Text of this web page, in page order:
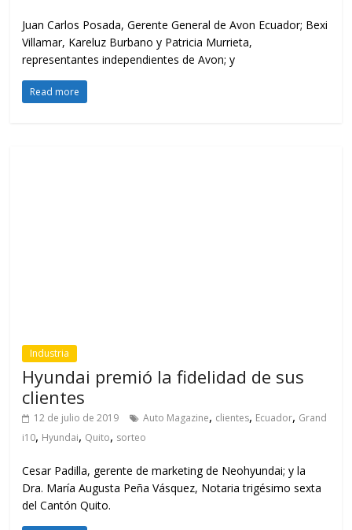
Juan Carlos Posada, Gerente General de Avon Ecuador; Bexi
Villamar, Kareluz Burbano y Patricia Murrieta,
representantes independientes de Avon; y
Read more
Industria
Hyundai premió la fidelidad de sus
clientes
12 de julio de 2019 Auto Magazine, clientes, Ecuador, Grand
i10, Hyundai, Quito, sorteo
Cesar Padilla, gerente de marketing de Neohyundai; y la
Dra. María Augusta Peña Vásquez, Notaria trigésimo sexta
del Cantón Quito.